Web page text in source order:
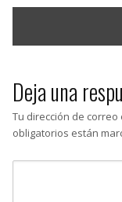
Deja una
Tu dirección de
obligatorios están